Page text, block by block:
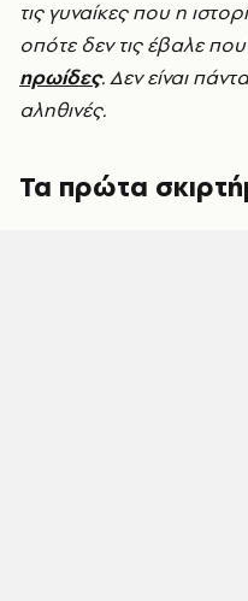
τις γυναίκες που η
οπότε δεν τις έβαλε
ηρωίδες. Δεν είναι
αληθινές.
Τα πρώτα